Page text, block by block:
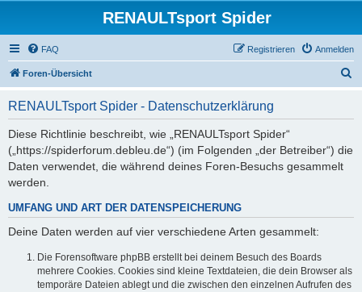
RENAULTsport Spider
FAQ Anmelden
Registrieren
Foren-Übersicht
RENAULTsport Spider - Datenschutzerklärung
Diese Richtlinie beschreibt, wie „RENAULTsport Spider“
(„https://spiderforum.debleu.de“) (im Folgenden „der Betreiber“) die
Daten verwendet, die während deines Foren-Besuchs gesammelt
werden.
UMFANG UND ART DER DATENSPEICHERUNG
Deine Daten werden auf vier verschiedene Arten gesammelt:
Die Forensoftware phpBB erstellt bei deinem Besuch des Boards
mehrere Cookies. Cookies sind kleine Textdateien, die dein Browser als
temporäre Dateien ablegt und die zwischen den einzelnen Aufrufen des